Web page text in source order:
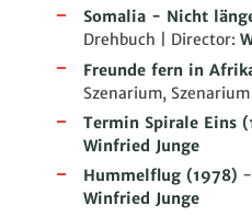
Somalia - Nicht
Drehbuch | Director:
Freunde fern in
Szenarium,
Termin Spirale Eins
Winfried Junge
Hummelflug (1978) -
Winfried Junge